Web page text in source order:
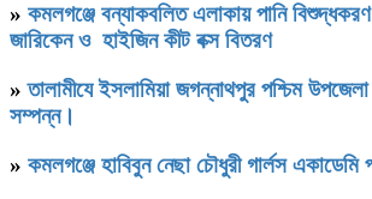
» কমলগঞ্জে বন্যাকবলিত এলাকায় পানি বিশুদ্ধকরণ
জারিকেন ও হাইজিন কীট বক্স বিতরণ
»‎তালামীযে ইসলামিয়া জগন্নাথপুর পশ্চিম উপজেলা
সম্পন্ন।
» কমলগঞ্জে হাবিবুন নেছা চৌধুরী গার্লস একাডেমি